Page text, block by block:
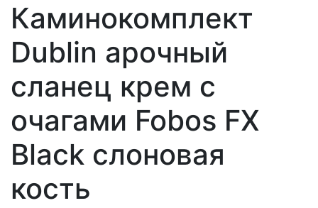
Каминокомплект
Dublin арочный
сланец крем с
очагами Fobos FX
Black слоновая
кость